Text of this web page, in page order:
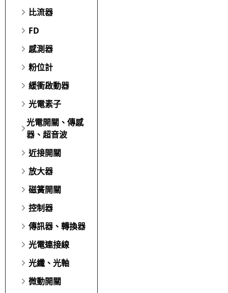
比流器
FD
感測器
粉位計
緩衝啟動器
光電素子
光電開關、傳感
器、超音波
近接開關
放大器
磁簧開關
控制器
傳訊器、轉換器
光電連接線
光纖、光軸
微動開關